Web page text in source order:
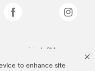
to enhance site
comerciais da 3M.